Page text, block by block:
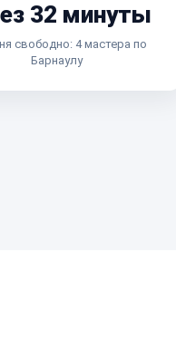
32 минуты
свободно: 4 мастера по
Барнаулу